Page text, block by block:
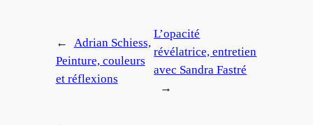
←
Adrian Schiess,
Peinture, couleurs
et réflexions
L’opacité
révélatrice, entretien
avec Sandra Fastré
→